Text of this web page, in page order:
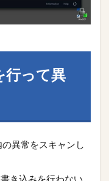
行って異
異常をスキャンし
き込みを行わない